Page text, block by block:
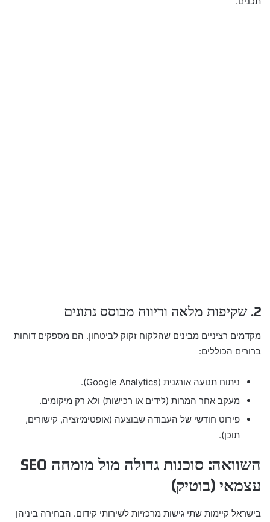
2. שקיפות מלאה ודיווח מבוסס נתונים
מקדמים רציניים מבינים שהלקוח זקוק לביטחון. הם מספקים דוחות
ברורים הכוללים:
ניתוח תנועה אורגנית (Google Analytics).
מעקב אחר המרות (לידים או רכישות) ולא רק מיקומים.
פירוט חודשי של העבודה שבוצעה (אופטימיזציה, קישורים,
תוכן).
השוואה: סוכנות גדולה מול מומחה SEO
עצמאי (בוטיק)
בישראל קיימות שתי גישות מרכזיות לשירותי קידום. הבחירה ביניהן